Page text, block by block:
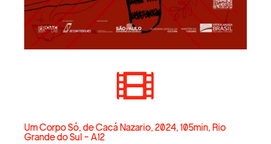

Um Corpo Só, de Cacá Nazario, 2024, 105min, Rio
Grande do Sul - A12